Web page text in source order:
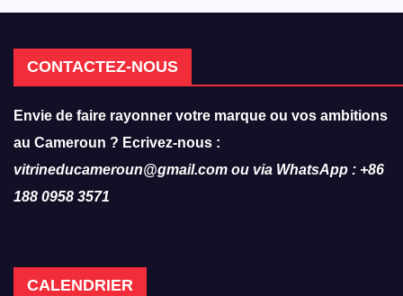
CONTACTEZ-NOUS
Envie de faire rayonner votre marque ou vos ambitions
au Cameroun ? Ecrivez-nous :
vitrineducameroun@gmail.com ou via WhatsApp : +86
188 0958 3571
CALENDRIER